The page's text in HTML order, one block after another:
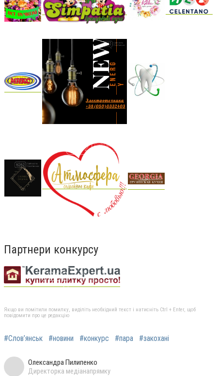
Партнери конкурсу
Якщо ви помітили помилку, виділіть необхідний текст і натисніть Ctrl + Enter, щоб
повідомити про це редакцію
#Слов’янськ #новини #конкурс #пара #закохані
Олександра Пилипенко
Директорка медіанапрямку